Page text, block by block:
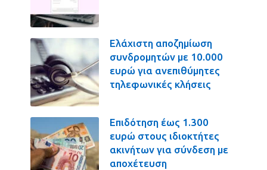
Ελάχιστη αποζημίωση
συνδρομητών με 10.000
ευρώ για ανεπιθύμητες
τηλεφωνικές κλήσεις
Επιδότηση έως 1.300
ευρώ στους ιδιοκτήτες
ακινήτων για σύνδεση με
αποχέτευση